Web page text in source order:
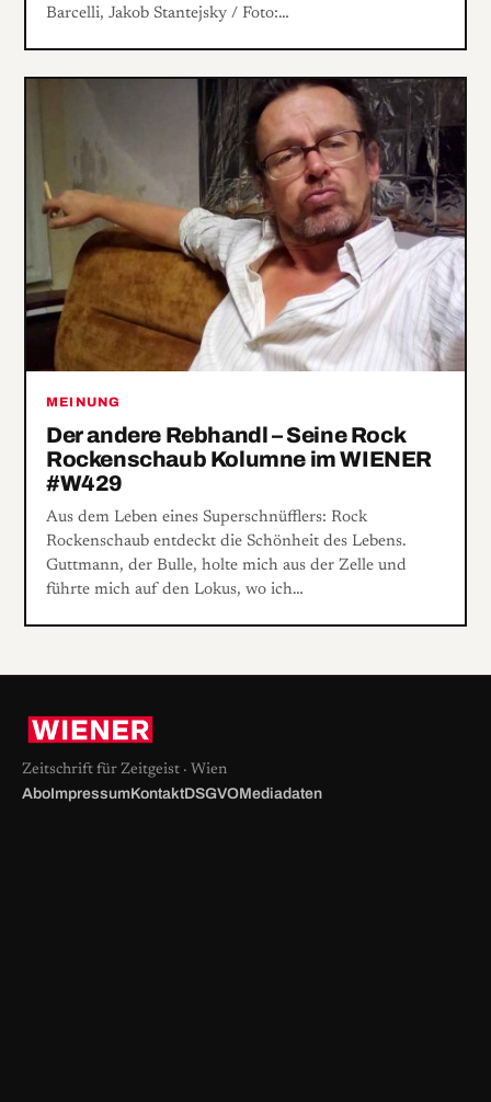
Barcelli, Jakob Stantejsky / Foto:…
MEINUNG
Der andere Rebhandl – Seine Rock
Rockenschaub Kolumne im WIENER
#W429
Aus dem Leben eines Superschnüfflers: Rock
Rockenschaub entdeckt die Schönheit des Lebens.
Guttmann, der Bulle, holte mich aus der Zelle und
führte mich auf den Lokus, wo ich…
Zeitschrift für Zeitgeist · Wien
AboImpressumKontaktDSGVOMediadaten